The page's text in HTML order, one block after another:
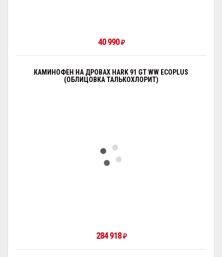
40 990₽
КАМИНОФЕН НА ДРОВАХ HARK 91 GT WW ECOPLUS
(ОБЛИЦОВКА ТАЛЬКОХЛОРИТ)
284 918₽